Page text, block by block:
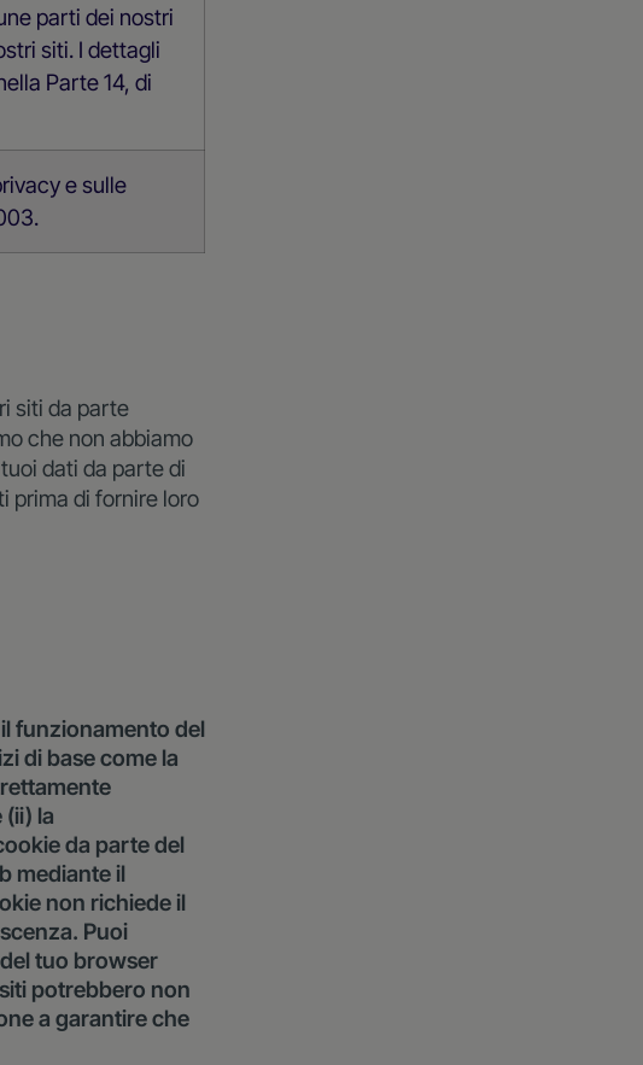
parti dei nostri
siti. I dettagli
Parte 14, di
e sulle
siti da parte
che non abbiamo
dati da parte di
prima di fornire loro
funzionamento del
di base come la
la
da parte del
mediante il
non richiede il
Puoi
tuo browser
potrebbero non
a garantire che